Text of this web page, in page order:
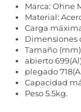
Marca: Ohne
Material:
Carga
Dimensiones
Tamaño
abierto
plegado
Capacidad
Peso 5.5kg.